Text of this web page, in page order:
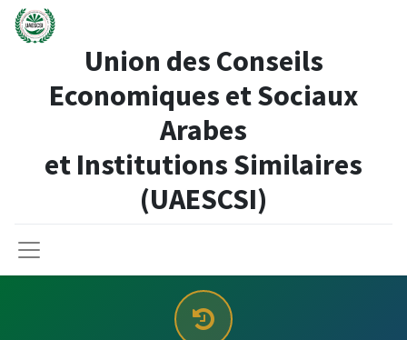
Union des Conseils
Economiques et Sociaux
Arabes
et Institutions Similaires​
(UAESCSI)